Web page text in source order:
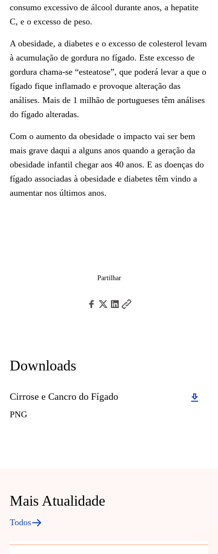
consumo excessivo de álcool durante anos, a hepatite
C, e o excesso de peso.
A obesidade, a diabetes e o excesso de colesterol levam
à acumulação de gordura no fígado. Este excesso de
gordura chama-se “esteatose”, que poderá levar a que o
fígado fique inflamado e provoque alteração das
análises. Mais de 1 milhão de portugueses têm análises
do fígado alteradas.
Com o aumento da obesidade o impacto vai ser bem
mais grave daqui a alguns anos quando a geração da
obesidade infantil chegar aos 40 anos. E as doenças do
fígado associadas à obesidade e diabetes têm vindo a
aumentar nos últimos anos.
Partilhar
Downloads
Download
Cirrose e Cancro do Fígado
PNG
Mais Atualidade
Todos